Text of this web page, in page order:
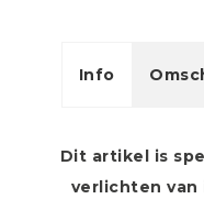
Info
Dit artikel is
verlichten van